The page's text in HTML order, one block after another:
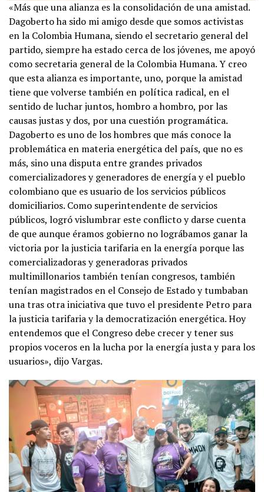
«Más que una alianza es la consolidación de una amistad.
Dagoberto ha sido mi amigo desde que somos activistas
en la Colombia Humana, siendo el secretario general del
partido, siempre ha estado cerca de los jóvenes, me apoyó
como secretaria general de la Colombia Humana. Y creo
que esta alianza es importante, uno, porque la amistad
tiene que volverse también en política radical, en el
sentido de luchar juntos, hombro a hombro, por las
causas justas y dos, por una cuestión programática.
Dagoberto es uno de los hombres que más conoce la
problemática en materia energética del país, que no es
más, sino una disputa entre grandes privados
comercializadores y generadores de energía y el pueblo
colombiano que es usuario de los servicios públicos
domiciliarios. Como superintendente de servicios
públicos, logró vislumbrar este conflicto y darse cuenta
de que aunque éramos gobierno no lográbamos ganar la
victoria por la justicia tarifaria en la energía porque las
comercializadoras y generadoras privados
multimillonarios también tenían congresos, también
tenían magistrados en el Consejo de Estado y tumbaban
una tras otra iniciativa que tuvo el presidente Petro para
la justicia tarifaria y la democratización energética. Hoy
entendemos que el Congreso debe crecer y tener sus
propios voceros en la lucha por la energía justa y para los
usuarios», dijo Vargas.